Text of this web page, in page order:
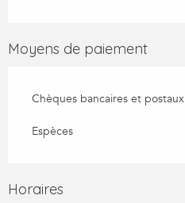
Moyens de paiement
Chèques bancaires et postaux
Espèces
Horaires